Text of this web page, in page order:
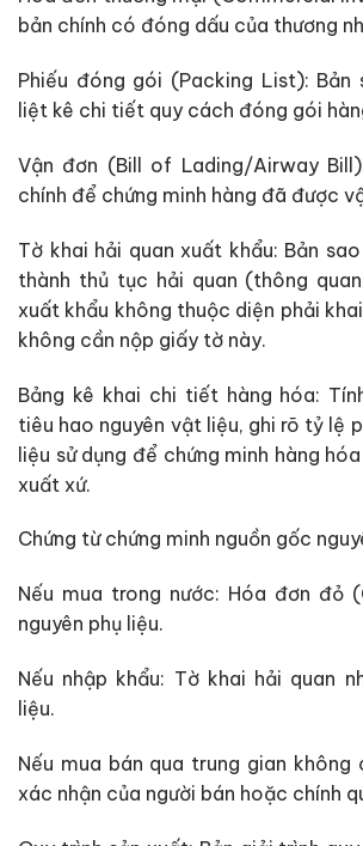
bản chính có đóng dấu của thương
Phiếu đóng gói (Packing List): Bản
liệt kê chi tiết quy cách đóng gói
Vận đơn (Bill of Lading/Airway
chính để chứng minh hàng đã được
Tờ khai hải quan xuất khẩu: Bản
thành thủ tục hải quan (thông
xuất khẩu không thuộc diện phải
không cần nộp giấy tờ này.
Bảng kê khai chi tiết hàng hóa:
tiêu hao nguyên vật liệu, ghi rõ tỷ lệ
liệu sử dụng để chứng minh hàng
xuất xứ.
Chứng từ chứng minh nguồn gốc
Nếu mua trong nước: Hóa đơn đỏ
nguyên phụ liệu.
Nếu nhập khẩu: Tờ khai hải quan
liệu.
Nếu mua bán qua trung gian không
xác nhận của người bán hoặc chính